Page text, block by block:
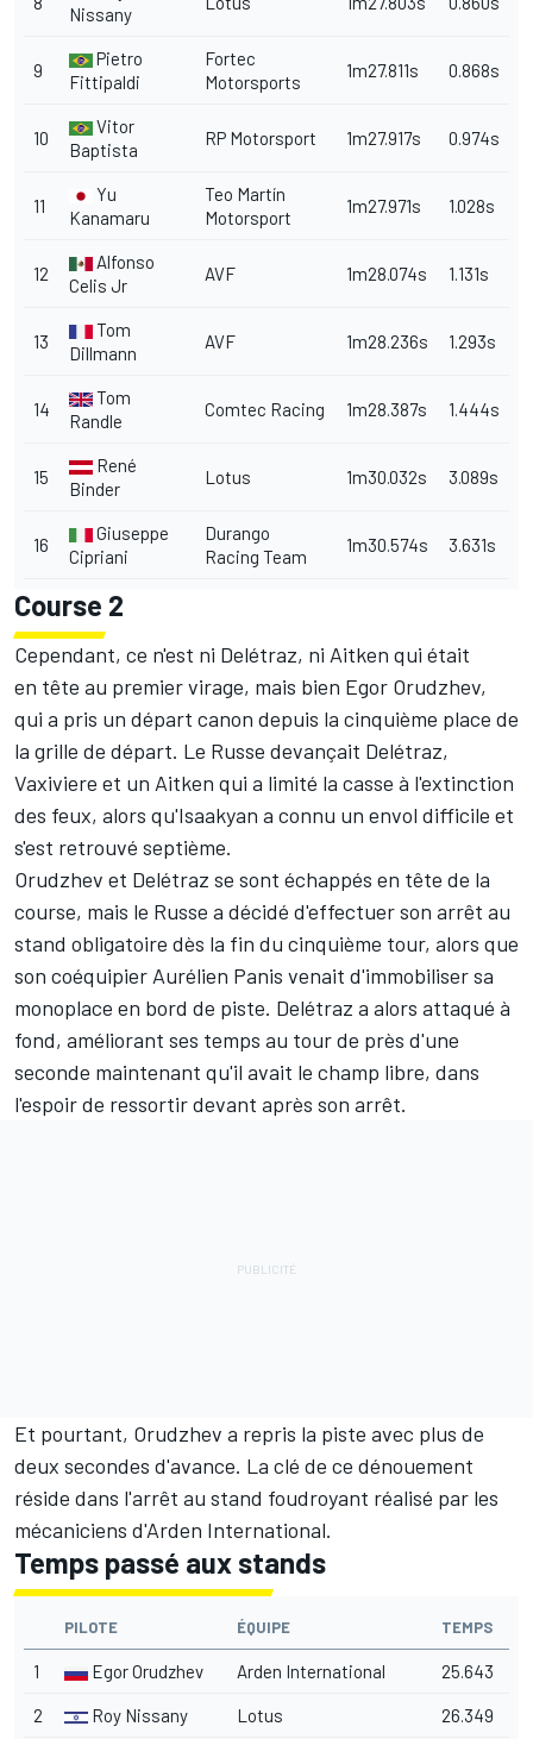
Nissany
9
Pietro
Fittipaldi
Fortec
Motorsports
1m27.811s 0.868s
10
Vitor
Baptista
RP Motorsport 1m27.917s 0.974s
11
Yu
Kanamaru
Teo Martín
Motorsport
1m27.971s 1.028s
12
Alfonso
Celis Jr
AVF 1m28.074s 1.131s
13
Tom
Dillmann
AVF 1m28.236s 1.293s
14
Tom
Randle
Comtec Racing 1m28.387s 1.444s
15
René
Binder
Lotus 1m30.032s 3.089s
16
Giuseppe
Cipriani
Durango
Racing Team
1m30.574s 3.631s
Course 2
Cependant, ce n'est ni Delétraz, ni Aitken qui était
en tête au premier virage, mais bien Egor Orudzhev,
qui a pris un départ canon depuis la cinquième place de
la grille de départ. Le Russe devançait Delétraz,
Vaxiviere et un Aitken qui a limité la casse à l'extinction
des feux, alors qu'Isaakyan a connu un envol difficile et
s'est retrouvé septième.
Orudzhev et Delétraz se sont échappés en tête de la
course, mais le Russe a décidé d'effectuer son arrêt au
stand obligatoire dès la fin du cinquième tour, alors que
son coéquipier Aurélien Panis venait d'immobiliser sa
monoplace en bord de piste. Delétraz a alors attaqué à
fond, améliorant ses temps au tour de près d'une
seconde maintenant qu'il avait le champ libre, dans
l'espoir de ressortir devant après son arrêt.
Et pourtant, Orudzhev a repris la piste avec plus de
deux secondes d'avance. La clé de ce dénouement
réside dans l'arrêt au stand foudroyant réalisé par les
mécaniciens d'Arden International.
Temps passé aux stands
PILOTE ÉQUIPE TEMPS
1 Egor Orudzhev Arden International 25.643
2 Roy Nissany Lotus 26.349